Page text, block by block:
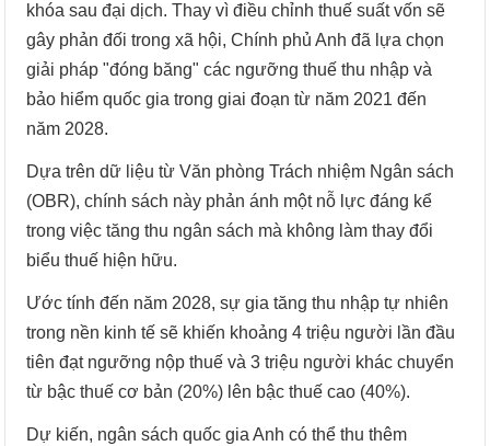
khóa sau đại dịch. Thay vì điều chỉnh thuế suất vốn sẽ
gây phản đối trong xã hội, Chính phủ Anh đã lựa chọn
giải pháp "đóng băng" các ngưỡng thuế thu nhập và
bảo hiểm quốc gia trong giai đoạn từ năm 2021 đến
năm 2028.
Dựa trên dữ liệu từ Văn phòng Trách nhiệm Ngân sách
(OBR), chính sách này phản ánh một nỗ lực đáng kể
trong việc tăng thu ngân sách mà không làm thay đổi
biểu thuế hiện hữu.
Ước tính đến năm 2028, sự gia tăng thu nhập tự nhiên
trong nền kinh tế sẽ khiến khoảng 4 triệu người lần đầu
tiên đạt ngưỡng nộp thuế và 3 triệu người khác chuyển
từ bậc thuế cơ bản (20%) lên bậc thuế cao (40%).
Dự kiến, ngân sách quốc gia Anh có thể thu thêm